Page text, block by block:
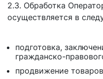
2.3. Обработка
осуществляется в
подготовка,
гражданско-
продвижение